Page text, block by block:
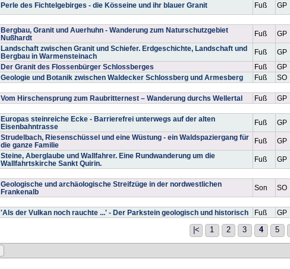
Perle des Fichtelgebirges - die Kösseine und ihr blauer Granit Fuß GP
Bergbau, Granit und Auerhuhn - Wanderung zum Naturschutzgebiet
Nußhardt
Fuß GP
Landschaft zwischen Granit und Schiefer. Erdgeschichte, Landschaft und
Bergbau in Warmensteinach
Fuß GP
Der Granit des Flossenbürger Schlossberges Fuß GP
Geologie und Botanik zwischen Waldecker Schlossberg und Armesberg Fuß SO
Vom Hirschensprung zum Raubritternest – Wanderung durchs Wellertal Fuß GP
Europas steinreiche Ecke - Barrierefrei unterwegs auf der alten
Eisenbahntrasse
Fuß GP
Strudelbach, Riesenschüssel und eine Wüstung - ein Waldspaziergang für
die ganze Familie
Fuß GP
Steine, Aberglaube und Wallfahrer. Eine Rundwanderung um die
Wallfahrtskirche Sankt Quirin.
Fuß GP
Geologische und archäologische Streifzüge in der nordwestlichen
Frankenalb
Son SO
'Als der Vulkan noch rauchte ...' - Der Parkstein geologisch und historisch Fuß GP
|< 1 2 3 4 5